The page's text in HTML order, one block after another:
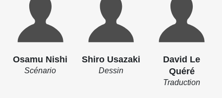
Osamu Nishi
Scénario
Shiro Usazaki
Dessin
David Le
Quéré
Traduction